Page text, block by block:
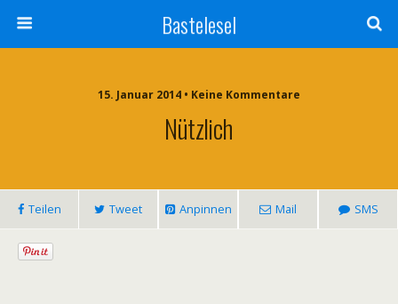
Bastelesel
15. Januar 2014 • Keine Kommentare
Nützlich
Teilen Tweet Anpinnen Mail SMS